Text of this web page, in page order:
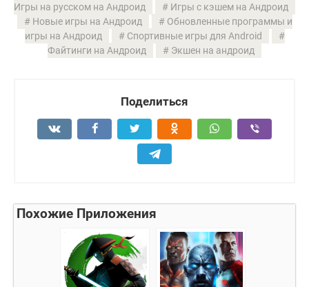
Игры на русском на Андроид
Игры с кэшем на Андроид
Новые игры на Андроид
Обновленные программы и
игры на Андроид
Спортивные игры для Android
Файтинги на Андроид
Экшен на андроид
Поделиться
Похожие Приложения